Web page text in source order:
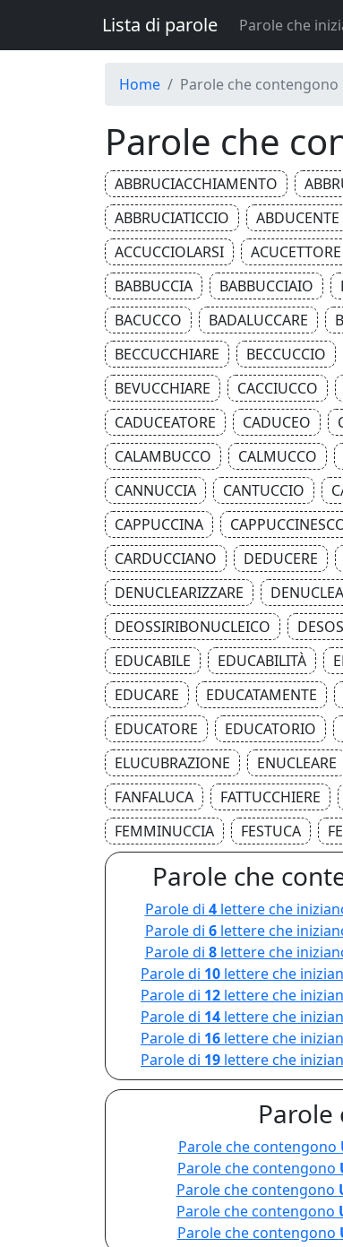
Lista di parole Parole che
Home Parole che contengono
Parole che
ABBRUCIACCHIAMENTO
ABBRUCIATICCIO
ABDUCENTE
ACCUCCIOLARSI
ACUCETTORE
BABBUCCIA
BABBUCCIAIO
BACUCCO
BADALUCCARE
BECCUCCHIARE
BECCUCCIO
BEVUCCHIARE
CACCIUCCO
CADUCEATORE
CADUCEO
CALAMBUCCO
CALMUCCO
CANNUCCIA
CANTUCCIO
CAPPUCCINA
CARDUCCIANO
DEDUCERE
DENUCLEARIZZARE
DEOSSIRIBONUCLEICO
EDUCABILE
EDUCABILITÀ
EDUCARE
EDUCATAMENTE
EDUCATORE
EDUCATORIO
ELUCUBRAZIONE
ENUCLEARE
FANFALUCA
FATTUCCHIERE
FEMMINUCCIA
FESTUCA
Parole che
Parole di 4lettere che
Parole di 6lettere che
Parole di 8lettere che
Parole di 10 lettere che
Parole di 12 lettere che
Parole di 14 lettere che
Parole di 16 lettere che
Parole di 19 lettere che
Parole che contengono
Parole che contengono
Parole che contengono
Parole che contengono
Parole che contengono